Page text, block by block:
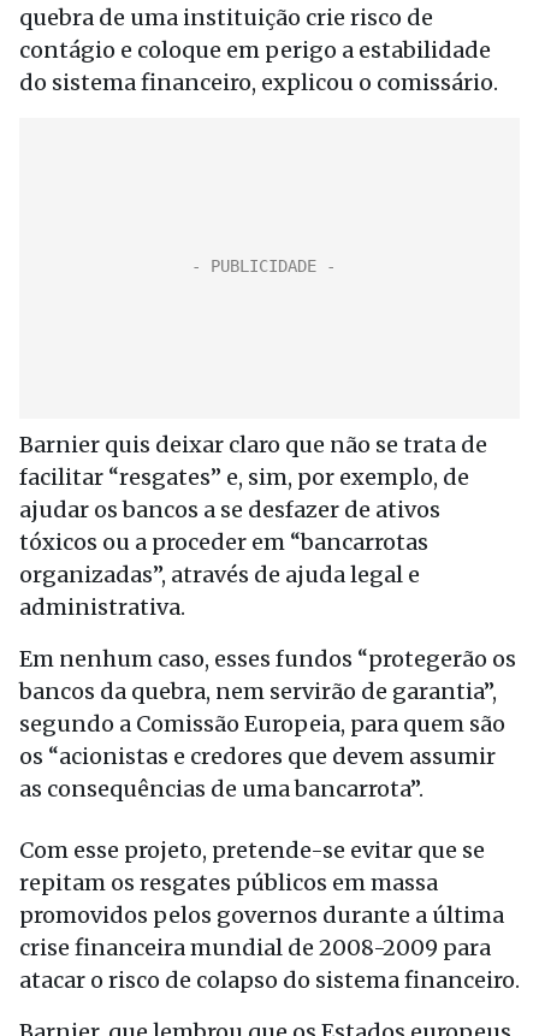
quebra de uma instituição crie risco de
contágio e coloque em perigo a estabilidade
do sistema financeiro, explicou o comissário.
Barnier quis deixar claro que não se trata de
facilitar “resgates” e, sim, por exemplo, de
ajudar os bancos a se desfazer de ativos
tóxicos ou a proceder em “bancarrotas
organizadas”, através de ajuda legal e
administrativa.
Em nenhum caso, esses fundos “protegerão os
bancos da quebra, nem servirão de garantia”,
segundo a Comissão Europeia, para quem são
os “acionistas e credores que devem assumir
as consequências de uma bancarrota”.
Com esse projeto, pretende-se evitar que se
repitam os resgates públicos em massa
promovidos pelos governos durante a última
crise financeira mundial de 2008-2009 para
atacar o risco de colapso do sistema financeiro.